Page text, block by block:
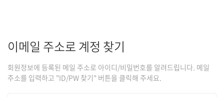
이메일 주소로 계정 찾기
회원정보에 등록된 메일 주소로 아이디/비밀번호를 알려드립니다. 메일
주소를 입력하고 "ID/PW 찾기" 버튼을 클릭해 주세요.